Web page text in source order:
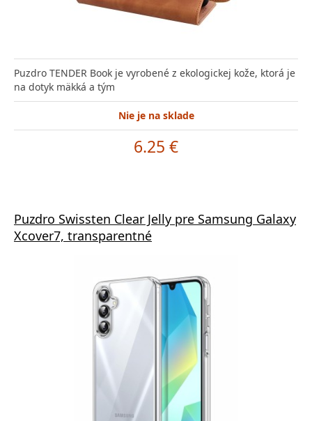
Puzdro TENDER Book je vyrobené z ekologickej kože, ktorá je
na dotyk mäkká a tým
Nie je na sklade
6.25 €
Puzdro Swissten Clear Jelly pre Samsung Galaxy
Xcover7, transparentné